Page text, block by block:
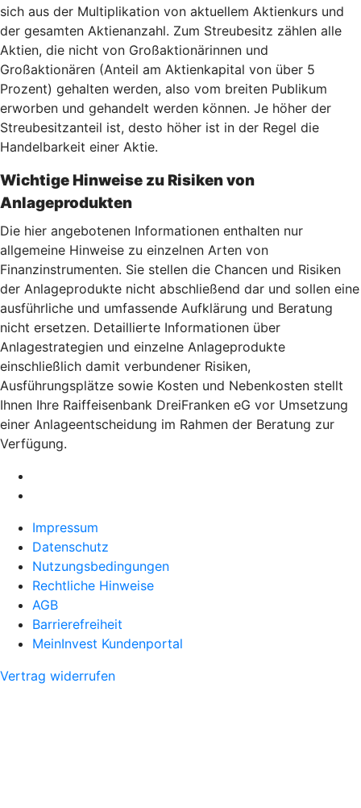
sich aus der Multiplikation von aktuellem Aktienkurs und
der gesamten Aktienanzahl. Zum Streubesitz zählen alle
Aktien, die nicht von Großaktionärinnen und
Großaktionären (Anteil am Aktienkapital von über 5
Prozent) gehalten werden, also vom breiten Publikum
erworben und gehandelt werden können. Je höher der
Streubesitzanteil ist, desto höher ist in der Regel die
Handelbarkeit einer Aktie.
Wichtige Hinweise zu Risiken von
Anlageprodukten
Die hier angebotenen Informationen enthalten nur
allgemeine Hinweise zu einzelnen Arten von
Finanzinstrumenten. Sie stellen die Chancen und Risiken
der Anlageprodukte nicht abschließend dar und sollen eine
ausführliche und umfassende Aufklärung und Beratung
nicht ersetzen. Detaillierte Informationen über
Anlagestrategien und einzelne Anlageprodukte
einschließlich damit verbundener Risiken,
Ausführungsplätze sowie Kosten und Nebenkosten stellt
Ihnen Ihre Raiffeisenbank DreiFranken eG vor Umsetzung
einer Anlageentscheidung im Rahmen der Beratung zur
Verfügung.
Impressum
Datenschutz
Nutzungsbedingungen
Rechtliche Hinweise
AGB
Barrierefreiheit
MeinInvest Kundenportal
Vertrag widerrufen